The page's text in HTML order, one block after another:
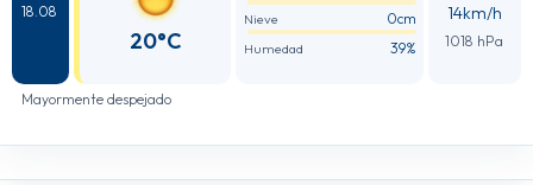
18.08
20°C
Nieve 0cm
Humedad 39%
14km/h
1018 hPa
Mayormente despejado